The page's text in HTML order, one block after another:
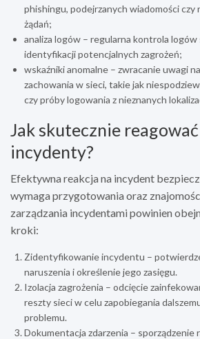
phishingu, podejrzanych wiadomości
żądań;
analiza logów – regularna kontrola
identyfikacji potencjalnych zagrożeń;
wskaźniki anomalne – zwracanie uwagi
zachowania w sieci, takie jak
czy próby logowania z nieznanych
Jak skutecznie
incydenty?
Efektywna reakcja na incydent
wymaga przygotowania oraz
zarządzania incydentami powinien
kroki:
Zidentyfikowanie incydentu –
naruszenia i określenie jego zasięgu.
Izolacja zagrożenia – odcięcie
reszty sieci w celu zapobiegania
problemu.
Dokumentacja zdarzenia – sporządzenie